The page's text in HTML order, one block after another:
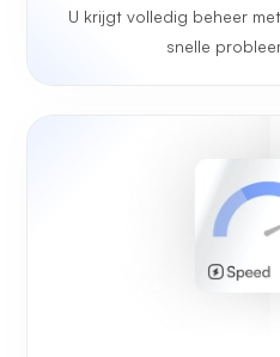
U krijgt volledig beheer
snelle